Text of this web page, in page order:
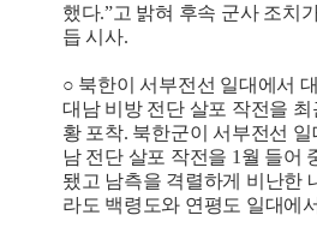
했다.”고 밝혀 후속 군사 조치
듭 시사.
○ 북한이 서부전선 일대에서
대남 비방 전단 살포 작전을 최
황 포착. 북한군이 서부전선
남 전단 살포 작전을 1월 들어
됐고 남측을 격렬하게 비난한
라도 백령도와 연평도 일대에